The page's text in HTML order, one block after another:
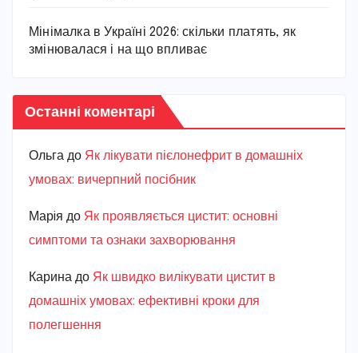
Мінімалка в Україні 2026: скільки платять, як
змінювалася і на що впливає
Останні коментарі
Ольга до Як лікувати пієлонефрит в домашніх
умовах: вичерпний посібник
Марiя до Як проявляється цистит: основні
симптоми та ознаки захворювання
Карина до Як швидко вилікувати цистит в
домашніх умовах: ефективні кроки для
полегшення